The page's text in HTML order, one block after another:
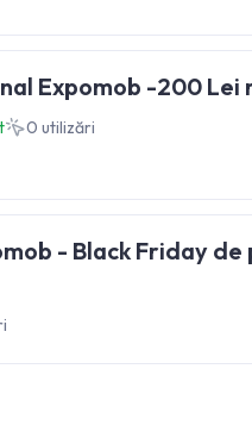
Expomob -200 Lei
0 utilizări
- Black Friday de